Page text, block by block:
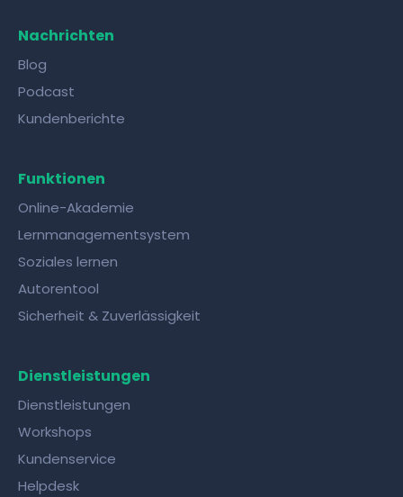
Nachrichten
Blog
Podcast
Kundenberichte
Funktionen
Online-Akademie
Lernmanagementsystem
Soziales lernen
Autorentool
Sicherheit & Zuverlässigkeit
Dienstleistungen
Dienstleistungen
Workshops
Kundenservice
Helpdesk